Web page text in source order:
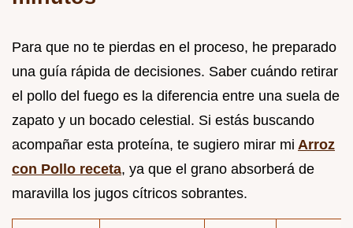
Para que no te pierdas en el proceso, he preparado
una guía rápida de decisiones. Saber cuándo retirar
el pollo del fuego es la diferencia entre una suela de
zapato y un bocado celestial. Si estás buscando
acompañar esta proteína, te sugiero mirar mi Arroz
con Pollo receta, ya que el grano absorberá de
maravilla los jugos cítricos sobrantes.